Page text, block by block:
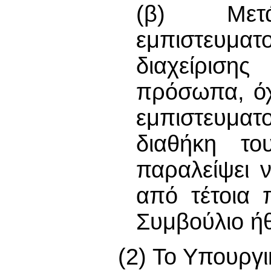
(β)
πρόσωπα,
διαθήκη
παραλείψει
από
Συμβούλιο
(2) Το